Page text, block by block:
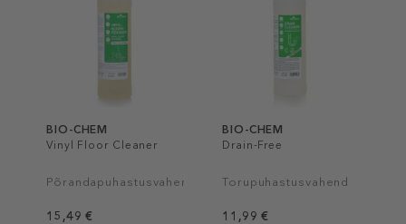
BIO-CHEM
Vinyl Floor Cleaner
Põrandapuhastusvahend
15,49 €
BIO-CHEM
Drain-Free
Torupuhastusvahend
11,99 €